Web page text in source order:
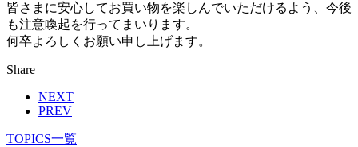
皆さまに安心してお買い物を楽しんでいただけるよう、今後
も注意喚起を行ってまいります。
何卒よろしくお願い申し上げます。
Share
NEXT
PREV
TOPICS一覧